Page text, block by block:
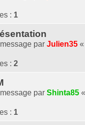
: 1
par Julien35 «
: 2
par Shinta85 «
: 1